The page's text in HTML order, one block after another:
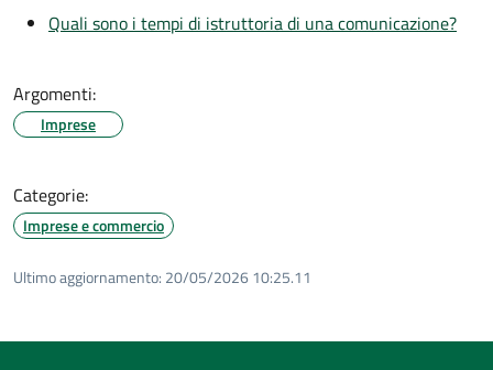
Quali sono i tempi di istruttoria di una comunicazione?
Argomenti:
Imprese
Categorie:
Imprese e commercio
Ultimo aggiornamento: 20/05/2026 10:25.11